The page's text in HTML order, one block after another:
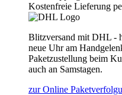
Kostenfreie Lieferung
Blitzversand mit DHL -
neue Uhr am
Paketzustellung beim
auch an Samstagen.
zur Online